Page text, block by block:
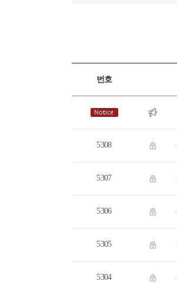
번호
5308
5307
5306
5305
5304